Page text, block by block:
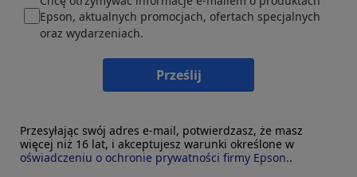
Epson, aktualnych promocjach, ofertach specjalnych
oraz wydarzeniach.
Prześlij
Przesyłając swój adres e-mail, potwierdzasz, że masz
więcej niż 16 lat, i akceptujesz warunki określone w
oświadczeniu o ochronie prywatności firmy Epson..